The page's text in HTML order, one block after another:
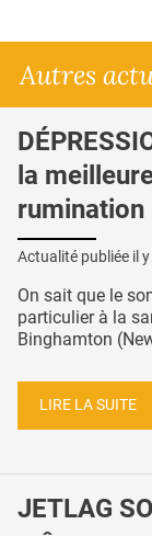
Autres
la
rumination
Actualité publiée il y
On sait que le
particulier à la
Binghamton
LIRE LA SUITE
JETLAG